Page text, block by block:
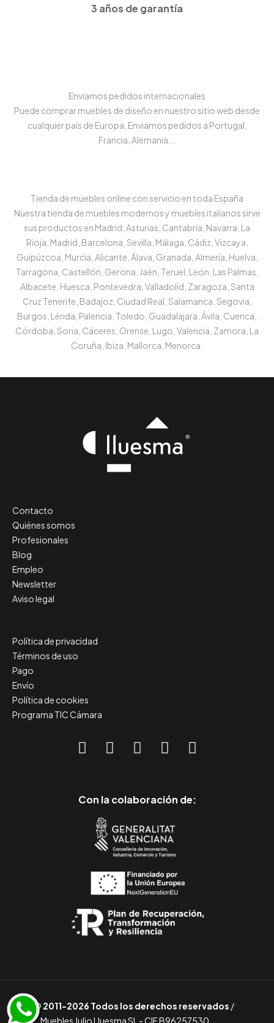
3 años de garantía
Enviamos pedidos internacionales
Puede comprar muebles de diseño en nuestro sitio web desde
cualquier país de Europa, Enviamos pedidos a Portugal,
Francia, Alemania...
Tienda de muebles online con servicio en toda España
Nuestra tienda de muebles modernos y muebles italianos sirve
sus productos en Madrid, Asturias, Cantabria, Navarra, La
Rioja, Madrid, Barcelona, Sevilla, Málaga, Cádiz, Vizcaya,
Guipúzcoa, Murcia, Alicante, Álava, Granada, Almería, Huelva,
Tarragona, Castellón, Gerona, Jaén, Teruel, León, Las Palmas,
Albacete, Huesca, Pontevedra, Valladolid, Zaragoza, Santa
Cruz Tenerife, Badajoz, Ciudad Real, Salamanca, Segovia,
Burgos, Lérida, Palencia, Toledo, Guadalajara, Ávila, Cuenca,
Córdoba, Soria, Cáceres, Orense, Lugo, Valencia, Zamora, La
Coruña, Ibiza, Mallorca, Menorca.
Contacto
Quiénes somos
Profesionales
Blog
Empleo
Newsletter
Aviso legal
Política de privacidad
Términos de uso
Pago
Envío
Política de cookies
Programa TIC Cámara
Con la colaboración de:
© 2011-2026 Todos los derechos reservados /
Muebles Julio Lluesma SL - CIF B96257530